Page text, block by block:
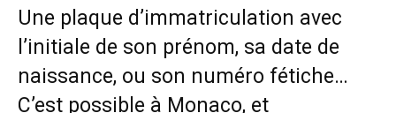
Une plaque d’immatriculation avec
l’initiale de son prénom, sa date de
naissance, ou son numéro fétiche…
C’est possible à Monaco, et